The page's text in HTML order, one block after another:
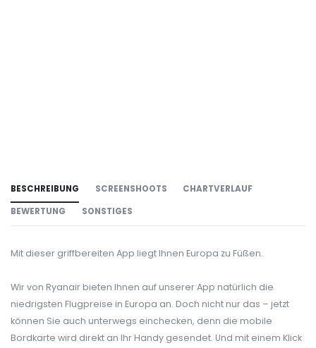
BESCHREIBUNG SCREENSHOOTS CHARTVERLAUF
BEWERTUNG SONSTIGES
Mit dieser griffbereiten App liegt Ihnen Europa zu Füßen.
Wir von Ryanair bieten Ihnen auf unserer App natürlich die
niedrigsten Flugpreise in Europa an. Doch nicht nur das – jetzt
können Sie auch unterwegs einchecken, denn die mobile
Bordkarte wird direkt an Ihr Handy gesendet. Und mit einem Klick